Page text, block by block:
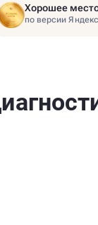
Хорошее
по версии